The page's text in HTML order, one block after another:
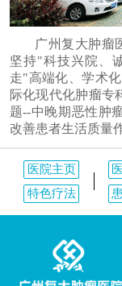
广州复大肿瘤
坚持"科技兴院、
走"高端化、学术
际化现代化肿瘤专
题--中晚期恶性肿
改善患者生活质量
医院主页
特色疗法